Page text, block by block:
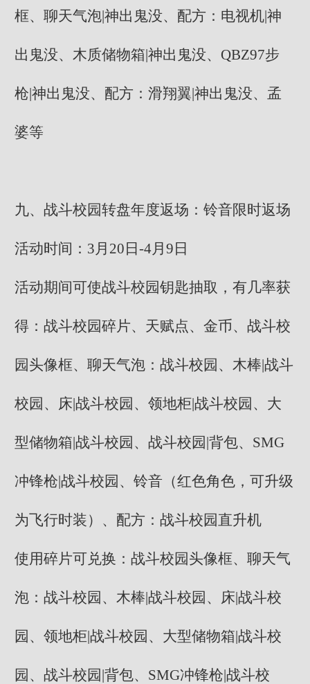
框、聊天气泡|神出鬼没、配方：电视机|神
出鬼没、木质储物箱|神出鬼没、QBZ97步
枪|神出鬼没、配方：滑翔翼|神出鬼没、孟
婆等
九、战斗校园转盘年度返场：铃音限时返场
活动时间：3月20日-4月9日
活动期间可使战斗校园钥匙抽取，有几率获
得：战斗校园碎片、天赋点、金币、战斗校
园头像框、聊天气泡：战斗校园、木棒|战斗
校园、床|战斗校园、领地柜|战斗校园、大
型储物箱|战斗校园、战斗校园|背包、SMG
冲锋枪|战斗校园、铃音（红色角色，可升级
为飞行时装）、配方：战斗校园直升机
使用碎片可兑换：战斗校园头像框、聊天气
泡：战斗校园、木棒|战斗校园、床|战斗校
园、领地柜|战斗校园、大型储物箱|战斗校
园、战斗校园|背包、SMG冲锋枪|战斗校